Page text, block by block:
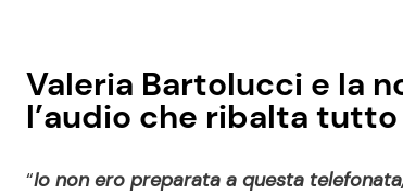
Valeria Bartolucci e la
l’audio che ribalta tutto
“Io non ero preparata a questa